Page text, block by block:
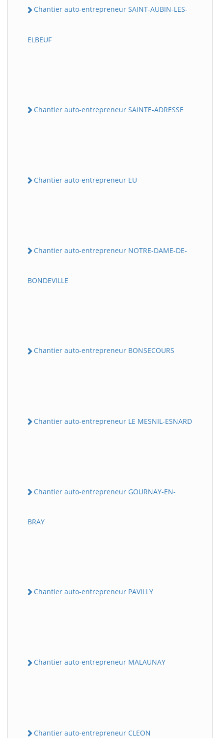
Chantier auto-entrepreneur SAINT-AUBIN-LES-
ELBEUF
Chantier auto-entrepreneur SAINTE-ADRESSE
Chantier auto-entrepreneur EU
Chantier auto-entrepreneur NOTRE-DAME-DE-
BONDEVILLE
Chantier auto-entrepreneur BONSECOURS
Chantier auto-entrepreneur LE MESNIL-ESNARD
Chantier auto-entrepreneur GOURNAY-EN-
BRAY
Chantier auto-entrepreneur PAVILLY
Chantier auto-entrepreneur MALAUNAY
Chantier auto-entrepreneur CLEON